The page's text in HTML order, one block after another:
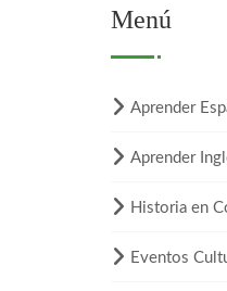
Menú
Aprender
Aprender
Historia en
Eventos